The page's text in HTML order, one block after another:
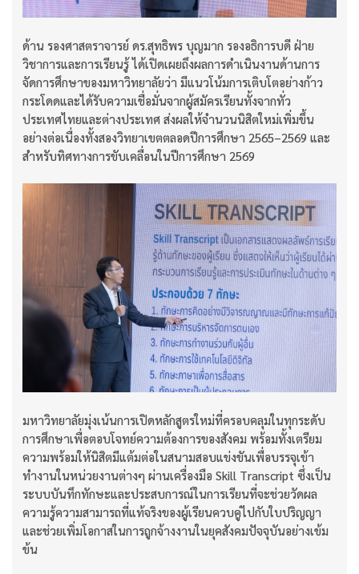
ด้าน รองศาสตราจารย์ ดร.สุทธิพร บุญมาก รองอธิการบดี ฝ่าย
วิชาการและการเรียนรู้ ได้เปิดเผยถึงผลการดำเนินงานด้านการ
จัดการศึกษาของมหาวิทยาลัยว่า มีแนวโน้มการเติบโตอย่างก้าว
กระโดดและได้รับความเชื่อมั่นจากผู้สมัครเรียนทั้งจากทั่ว
ประเทศไทยและต่างประเทศ ส่งผลให้จำนวนนิสิตใหม่เพิ่มขึ้น
อย่างต่อเนื่องทั้งสองวิทยาเขตตลอดปีการศึกษา 2565–2569 และ
สำหรับทิศทางการขับเคลื่อนในปีการศึกษา 2569
มหาวิทยาลัยมุ่งเน้นการเปิดหลักสูตรใหม่ที่ครอบคลุมในทุกระดับ
การศึกษาเพื่อตอบโจทย์ความต้องการของสังคม พร้อมทั้งเตรียม
ความพร้อมให้นิสิตมีแต้มต่อในสนามสอบแข่งขันเพื่อบรรจุเข้า
ทำงานในหน่วยงานต่างๆ ผ่านเครื่องมือ Skill Transcript ซึ่งเป็น
ระบบบันทึกทักษะและประสบการณ์ในการเรียนที่จะช่วยวัดผล
ความรู้ความสามารถที่แท้จริงของผู้เรียนควบคู่ไปกับใบปริญญา
และช่วยเพิ่มโอกาสในการถูกจ้างงานในยุคสังคมปัจจุบันอย่างเข้ม
ข้น